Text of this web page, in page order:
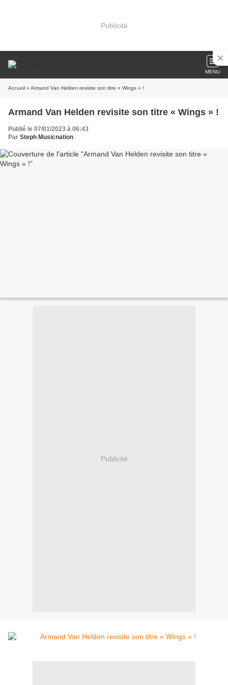
Publicité
MENU
Accueil » Armand Van Helden revisite son titre « Wings » !
Armand Van Helden revisite son titre « Wings » !
Publié le 07/01/2023 à 06:43
Par Steph Musicnation
Publicité